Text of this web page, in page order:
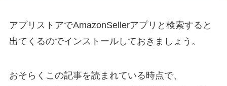
アプリストアでAmazonSellerアプリと検索すると
出てくるのでインストールしておきましょう。
おそらくこの記事を読まれている時点で、